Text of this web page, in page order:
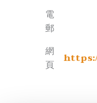
H
a
國
德國
址
電
郵
網
頁